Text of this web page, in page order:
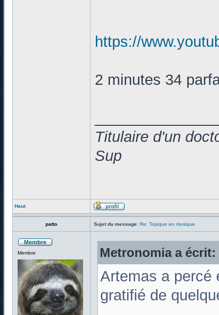
https://
2 minutes 34
Titulaire d'un
Sup
Haut
patto Sujet du message: Re: Topique en musique
Membre Metronomia a écrit:
Artemas a percé
gratifié de